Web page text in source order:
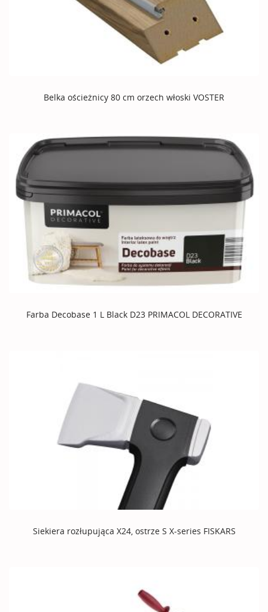
Belka ościeżnicy 80 cm orzech włoski VOSTER
Farba Decobase 1 L Black D23 PRIMACOL DECORATIVE
Siekiera rozłupująca X24, ostrze S X-series FISKARS